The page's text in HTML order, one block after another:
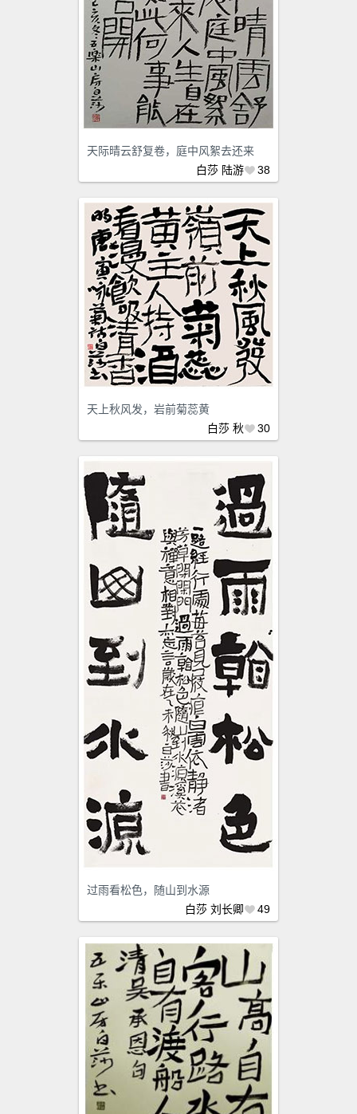
天际晴云舒复卷，庭中风絮去还来
白莎 陆游 38
天上秋风发，岩前菊蕊黄
白莎 秋 30
过雨看松色，随山到水源
白莎 刘长卿 49